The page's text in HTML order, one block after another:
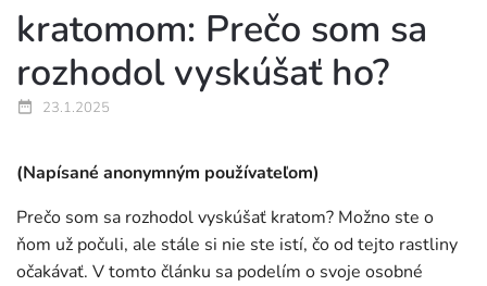
kratomom: Prečo som sa
rozhodol vyskúšať ho?
23.1.2025
(Napísané anonymným používateľom)
Prečo som sa rozhodol vyskúšať kratom? Možno ste o
ňom už počuli, ale stále si nie ste istí, čo od tejto rastliny
očakávať. V tomto článku sa podelím o svoje osobné